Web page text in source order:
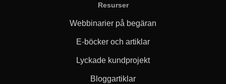
Resurser
Webbinarier på begäran
E-böcker och artiklar
Lyckade kundprojekt
Bloggartiklar